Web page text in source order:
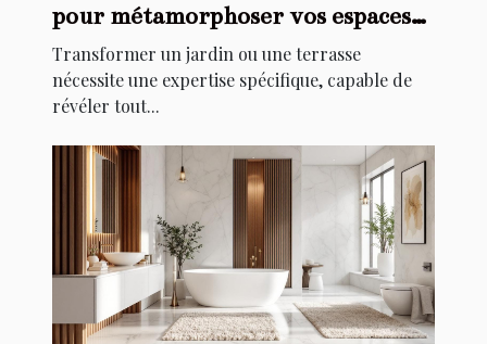
pour métamorphoser vos espaces
extérieurs ?
Transformer un jardin ou une terrasse
nécessite une expertise spécifique, capable de
révéler tout...